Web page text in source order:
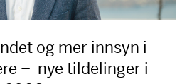
og mer innsyn i
– nye tildelinger i